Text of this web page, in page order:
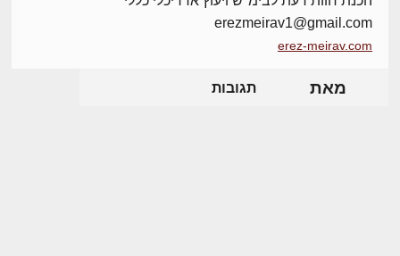
erezmeirav1@gmail.com
erez-meirav.com
מאת תגובות